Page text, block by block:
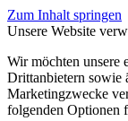
Zum Inhalt springen
Unsere Website
Wir möchten unsere
Drittanbietern sowie
Marketingzwecke
folgenden Optionen